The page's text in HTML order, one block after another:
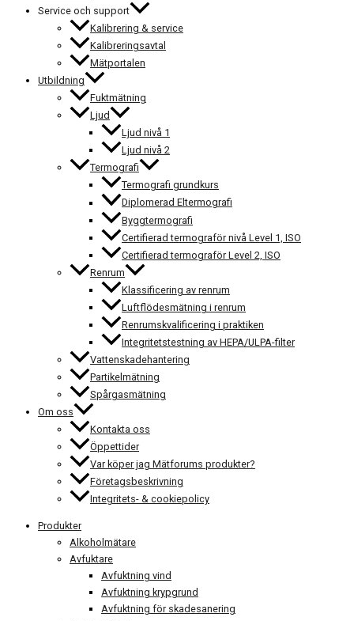
Service och support
Kalibrering & service
Kalibreringsavtal
Mätportalen
Utbildning
Fuktmätning
Ljud
Ljud nivå 1
Ljud nivå 2
Termografi
Termografi grundkurs
Diplomerad Eltermografi
Byggtermografi
Certifierad termograför nivå Level 1, ISO
Certifierad termograför Level 2, ISO
Renrum
Klassificering av renrum
Luftflödesmätning i renrum
Renrumskvalificering i praktiken
Integritetstestning av HEPA/ULPA-filter
Vattenskadehantering
Partikelmätning
Spårgasmätning
Om oss
Kontakta oss
Öppettider
Var köper jag Mätforums produkter?
Företagsbeskrivning
Integritets- & cookiepolicy
Produkter
Alkoholmätare
Avfuktare
Avfuktning vind
Avfuktning krypgrund
Avfuktning för skadesanering